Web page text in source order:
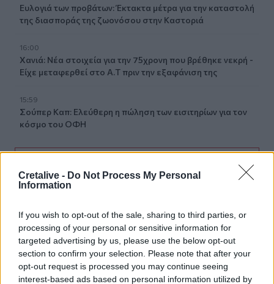
Cretalive - Do Not Process My Personal
Information
If you wish to opt-out of the sale, sharing to third parties, or
processing of your personal or sensitive information for
targeted advertising by us, please use the below opt-out
section to confirm your selection. Please note that after your
opt-out request is processed you may continue seeing
interest-based ads based on personal information utilized by
Ευλογιά των προβάτων: Έκτακτα μέτρα για την καταστολή
της διασποράς της ζωονόσου στην Καστοριά
16:00
Χανιά: Νέα στοιχεία για την 75χρονη που βρέθηκε νεκρή -
Είχε μεταφερθεί στο Α.Τ πριν την εξαφάνιση της
15:59
Σούπερ Καπ: Ελεύθερη η πώληση των εισιτηρίων για τον
κόσμο του ΟΦΗ
ΣΧΕΤΙΚA AΡΘΡΑ
Ρέθυμνο: Κάλεσμα των οικοδόμων για μαζική
ΚΡΗΤΗ 17:56